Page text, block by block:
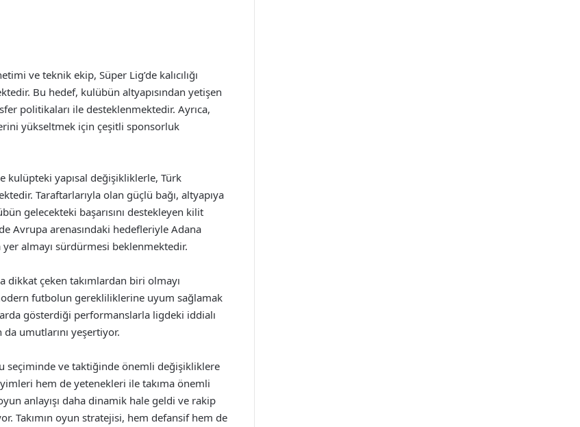
ve teknik ekip, Süper Lig’de kalıcılığı
Bu hedef, kulübün altyapısından yetişen
politikaları ile desteklenmektedir. Ayrıca,
yükseltmek için çeşitli sponsorluk
kulüpteki yapısal değişikliklerle, Türk
Taraftarlarıyla olan güçlü bağı, altyapıya
gelecekteki başarısını destekleyen kilit
Avrupa arenasındaki hedefleriyle Adana
yer almayı sürdürmesi beklenmektedir.
dikkat çeken takımlardan biri olmayı
futbolun gerekliliklerine uyum sağlamak
gösterdiği performanslarla ligdeki iddialı
umutlarını yeşertiyor.
seçiminde ve taktiğinde önemli değişikliklere
hem de yetenekleri ile takıma önemli
anlayışı daha dinamik hale geldi ve rakip
Takımın oyun stratejisi, hem defansif hem de